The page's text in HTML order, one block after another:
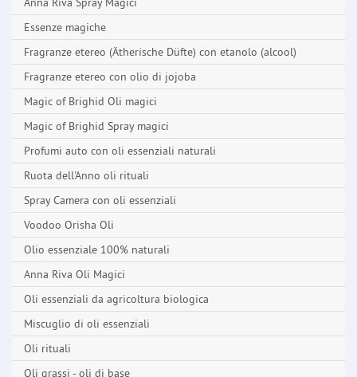
Essenze magiche
Fragranze etereo (Ätherische Düfte) con etanolo (alcool)
Fragranze etereo con olio di jojoba
Magic of Brighid Oli magici
Magic of Brighid Spray magici
Profumi auto con oli essenziali naturali
Ruota dell'Anno oli rituali
Spray Camera con oli essenziali
Voodoo Orisha Oli
Olio essenziale 100% naturali
Anna Riva Oli Magici
Oli essenziali da agricoltura biologica
Miscuglio di oli essenziali
Oli rituali
Oli grassi - oli di base